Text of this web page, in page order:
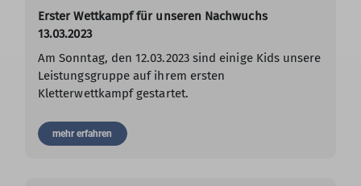
Erster Wettkampf für unseren Nachwuchs
13.03.2023
Am Sonntag, den 12.03.2023 sind einige Kids unsere
Leistungsgruppe auf ihrem ersten
Kletterwettkampf gestartet.
mehr erfahren